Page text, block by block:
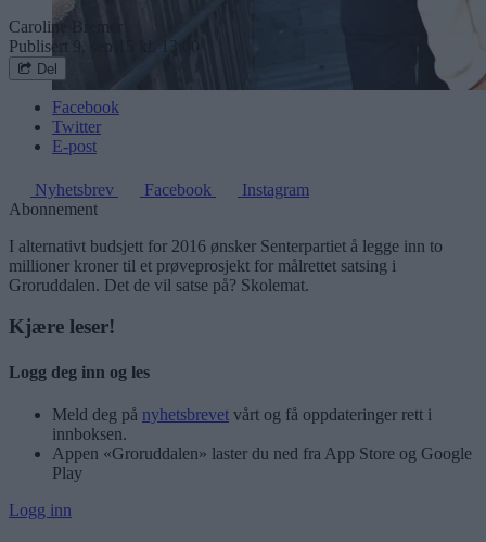
Caroline Bremer
Publisert
9. sep 15 kl. 13:00
Del
Facebook
Twitter
E-post
Nyhetsbrev Facebook
Instagram
Abonnement
I alternativt budsjett for 2016 ønsker Senterpartiet å legge inn to
millioner kroner til et prøveprosjekt for målrettet satsing i
Groruddalen. Det de vil satse på? Skolemat.
Kjære leser!
Logg deg inn og les
Meld deg på nyhetsbrevet vårt og få oppdateringer rett i
innboksen.
Appen «Groruddalen» laster du ned fra App Store og Google
Play
Logg inn